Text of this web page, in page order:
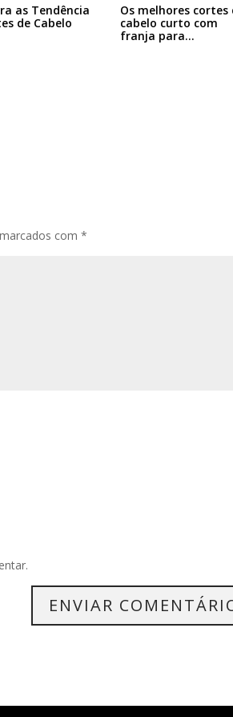
as Tendência
de Cabelo
Os melhores cortes
cabelo curto com
franja para…
com*